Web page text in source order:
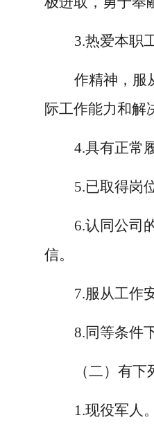
3.热爱本职
作精神，服
际工作能力和解
4.具有正常
5.已取得岗
6.认同公司
信。
7.服从工作
8.同等条件
（二）有
1.现役军人